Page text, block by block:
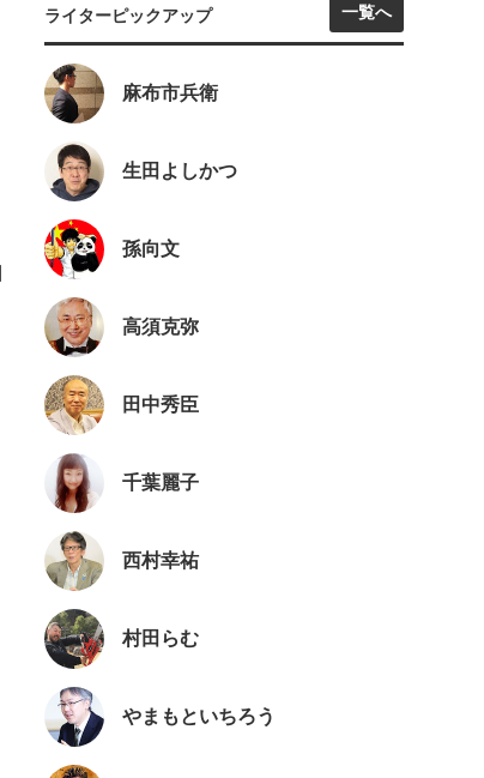
ライターピックアップ 一覧へ
麻布市兵衛
生田よしかつ
孫向文
高須克弥
田中秀臣
千葉麗子
西村幸祐
村田らむ
やまもといちろう